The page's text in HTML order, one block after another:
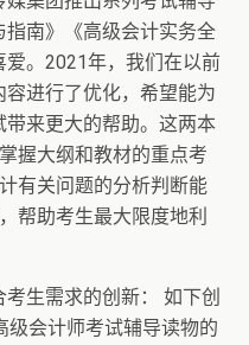
南》《高级会计实务全
。2021年，我们在以前
进行了优化，希望能为
来更大的帮助。这两本
握大纲和教材的重点考
有关问题的分析判断能
帮助考生最大限度地利
生需求的创新： 如下创
级会计师考试辅导读物的